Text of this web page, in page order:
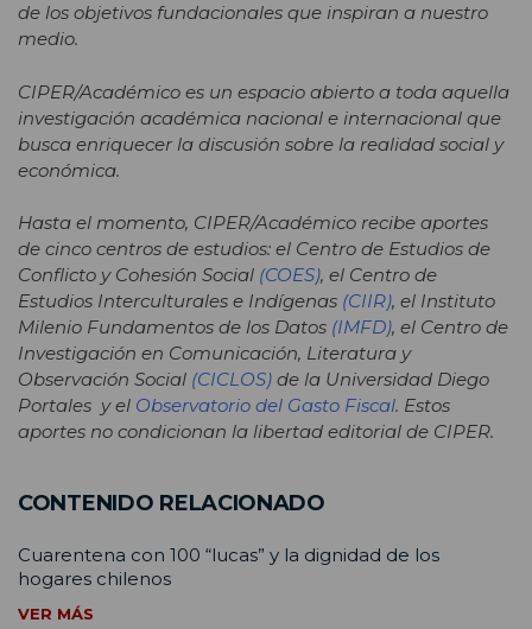
de los objetivos fundacionales que inspiran a nuestro
medio.
CIPER/Académico es un espacio abierto a toda aquella
investigación académica nacional e internacional que
busca enriquecer la discusión sobre la realidad social y
económica.
Hasta el momento, CIPER/Académico recibe aportes
de cinco centros de estudios: el Centro de Estudios de
Conflicto y Cohesión Social (COES), el Centro de
Estudios Interculturales e Indígenas (CIIR), el Instituto
Milenio Fundamentos de los Datos (IMFD), el Centro de
Investigación en Comunicación, Literatura y
Observación Social (CICLOS) de la Universidad Diego
Portales y el Observatorio del Gasto Fiscal. Estos
aportes no condicionan la libertad editorial de CIPER.
CONTENIDO RELACIONADO
Cuarentena con 100 “lucas” y la dignidad de los
hogares chilenos
VER MÁS